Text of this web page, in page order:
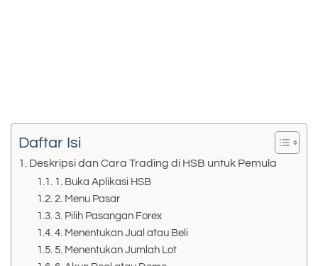
Daftar Isi
Deskripsi dan Cara Trading di HSB untuk Pemula
1. Buka Aplikasi HSB
2. Menu Pasar
3. Pilih Pasangan Forex
4. Menentukan Jual atau Beli
5. Menentukan Jumlah Lot